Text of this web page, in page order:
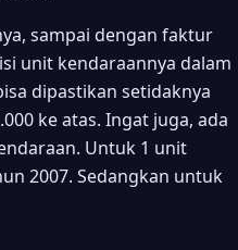
sampai dengan faktur
unit kendaraannya dalam
dipastikan setidaknya
ke atas. Ingat juga, ada
Untuk 1 unit
2007. Sedangkan untuk